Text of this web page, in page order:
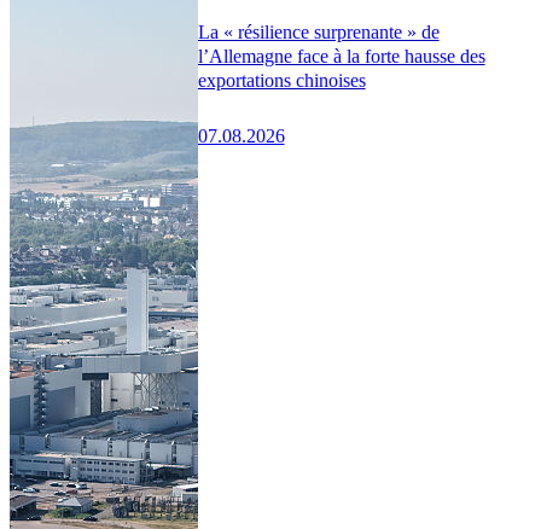
La « résilience surprenante » de
l’Allemagne face à la forte hausse des
exportations chinoises
07.08.2026